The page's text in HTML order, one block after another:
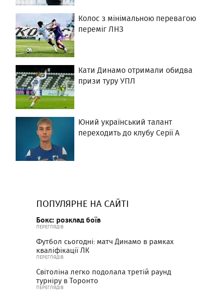
Колос з мінімальною перевагою
переміг ЛНЗ
Кати Динамо отримали обидва
призи туру УПЛ
Юний український талант
переходить до клубу Серії А
ПОПУЛЯРНЕ НА САЙТІ
Бокс: розклад боїв
ПЕРЕГЛЯДІВ
Футбол сьогодні: матч Динамо в рамках
кваліфікації ЛК
ПЕРЕГЛЯДІВ
Світоліна легко подолала третій раунд
турніру в Торонто
ПЕРЕГЛЯДІВ